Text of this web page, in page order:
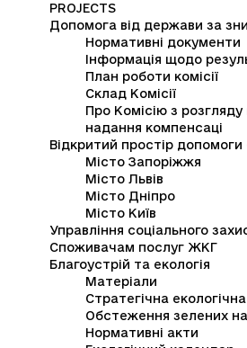
PROJECTS
Допомога від держави за
Нормативні документи
Інформація щодо
План роботи комісії
Склад Комісії
Про Комісію з
надання компенсаці
Відкритий простір
Місто Запоріжжя
Місто Львів
Місто Дніпро
Місто Київ
Управління соціального
Споживачам послуг ЖКГ
Благоустрій та екологія
Матеріали
Стратегічна
Обстеження зелених
Нормативні акти